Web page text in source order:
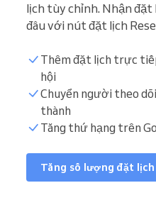
lịch tùy chỉnh. Nhận
đâu với nút đặt lịch
Thêm đặt lịch trực
hội
Chuyển người theo
thành
Tăng thứ hạng trên
Tăng số lượng đặt lịch